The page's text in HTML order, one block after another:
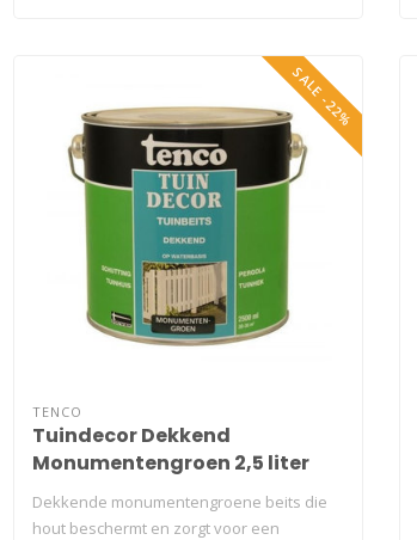
SALE -22%
TENCO
Tuindecor Dekkend
Monumentengroen 2,5 liter
Dekkende monumentengroene beits die
hout beschermt en zorgt voor een